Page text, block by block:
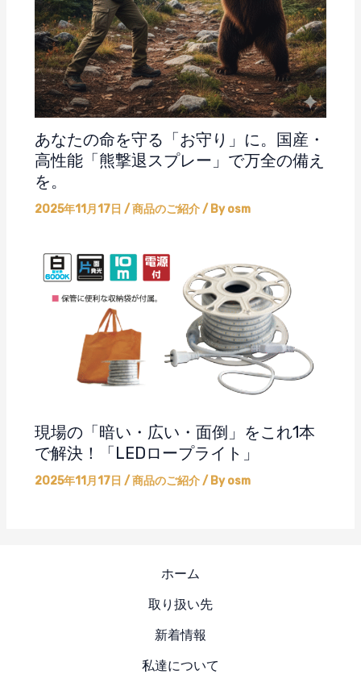
あなたの命を守る「お守り」に。国産・
高性能「熊撃退スプレー」で万全の備え
を。
2025年11月17日 /商品のご紹介/ Byosm
現場の「暗い・広い・面倒」をこれ1本
で解決！「LEDロープライト」
2025年11月17日 /商品のご紹介/ Byosm
ホーム
取り扱い先
新着情報
私達について